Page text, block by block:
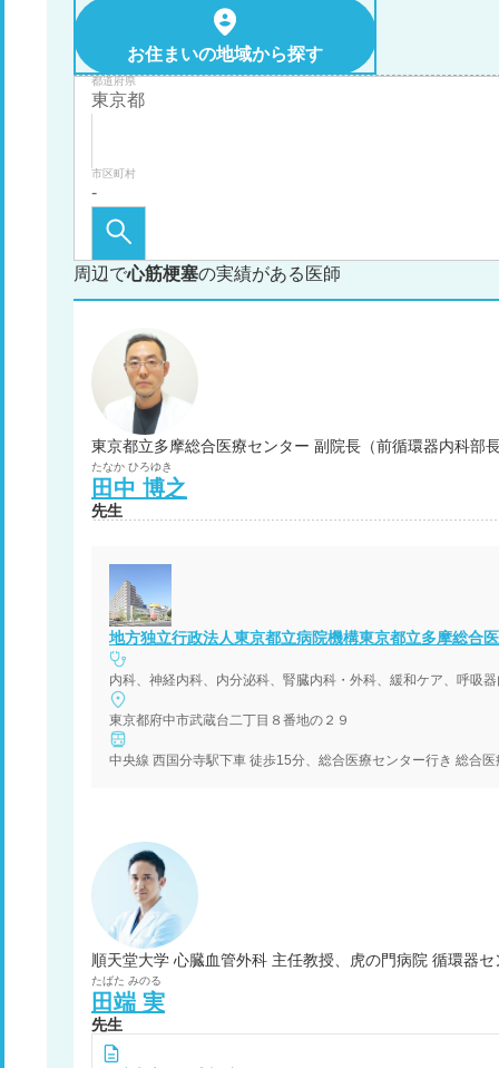
お住まいの地域から探す
都道府県
市区町村
周辺で心筋梗塞の実績がある医師
東京都立多摩総合医療センター 副院長（前循環器内科部
たなか ひろゆき
田中 博之
先生
地方独立行政法人東京都立病院機構東京都立多摩総合
東京都府中市武蔵台二丁目８番地の２９
順天堂大学 心臓血管外科 主任教授、虎の門病院 循環器
たばた みのる
田端 実
先生